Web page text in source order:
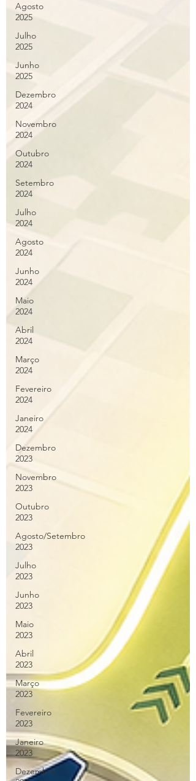
Agosto
2025
Julho
2025
Junho
2025
Dezembro
2024
Novembro
2024
Outubro
2024
Setembro
2024
Julho
2024
Agosto
2024
Junho
2024
Maio
2024
Abril
2024
Março
2024
Fevereiro
2024
Janeiro
2024
Dezembro
2023
Novembro
2023
Outubro
2023
Agosto/Setembro
2023
Julho
2023
Junho
2023
Maio
2023
Abril
2023
Março
2023
Fevereiro
2023
Janeiro
2023
Dezembro